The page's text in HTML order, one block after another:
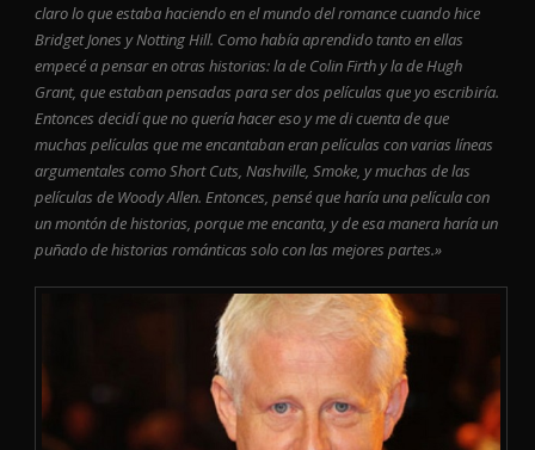
claro lo que estaba haciendo en el mundo del romance cuando hice
Bridget Jones y Notting Hill. Como había aprendido tanto en ellas
empecé a pensar en otras historias: la de Colin Firth y la de Hugh
Grant, que estaban pensadas para ser dos películas que yo escribiría.
Entonces decidí que no quería hacer eso y me di cuenta de que
muchas películas que me encantaban eran películas con varias líneas
argumentales como Short Cuts, Nashville, Smoke, y muchas de las
películas de Woody Allen. Entonces, pensé que haría una película con
un montón de historias, porque me encanta, y de esa manera haría un
puñado de historias románticas solo con las mejores partes.»